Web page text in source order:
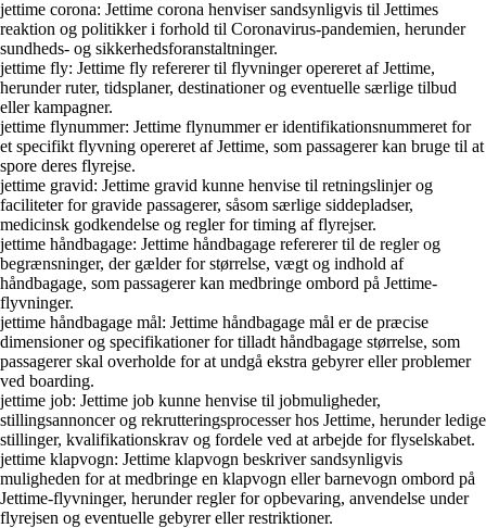
jettime corona: Jettime corona henviser sandsynligvis til Jettimes
reaktion og politikker i forhold til Coronavirus-pandemien, herunder
sundheds- og sikkerhedsforanstaltninger.
jettime fly: Jettime fly refererer til flyvninger opereret af Jettime,
herunder ruter, tidsplaner, destinationer og eventuelle særlige tilbud
eller kampagner.
jettime flynummer: Jettime flynummer er identifikationsnummeret for
et specifikt flyvning opereret af Jettime, som passagerer kan bruge til at
spore deres flyrejse.
jettime gravid: Jettime gravid kunne henvise til retningslinjer og
faciliteter for gravide passagerer, såsom særlige siddepladser,
medicinsk godkendelse og regler for timing af flyrejser.
jettime håndbagage: Jettime håndbagage refererer til de regler og
begrænsninger, der gælder for størrelse, vægt og indhold af
håndbagage, som passagerer kan medbringe ombord på Jettime-
flyvninger.
jettime håndbagage mål: Jettime håndbagage mål er de præcise
dimensioner og specifikationer for tilladt håndbagage størrelse, som
passagerer skal overholde for at undgå ekstra gebyrer eller problemer
ved boarding.
jettime job: Jettime job kunne henvise til jobmuligheder,
stillingsannoncer og rekrutteringsprocesser hos Jettime, herunder ledige
stillinger, kvalifikationskrav og fordele ved at arbejde for flyselskabet.
jettime klapvogn: Jettime klapvogn beskriver sandsynligvis
muligheden for at medbringe en klapvogn eller barnevogn ombord på
Jettime-flyvninger, herunder regler for opbevaring, anvendelse under
flyrejsen og eventuelle gebyrer eller restriktioner.